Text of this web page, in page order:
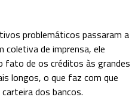
problemáticos passaram a
coletiva de imprensa, ele
fato de os créditos às grandes
longos, o que faz com que
dos bancos.